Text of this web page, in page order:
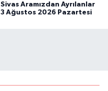
Sivas Aramızdan Ayrılanlar
3 Ağustos 2026 Pazartesi